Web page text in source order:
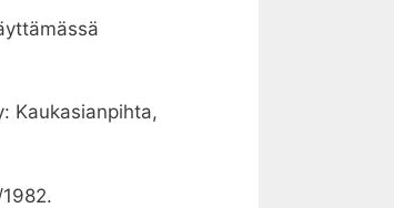
Kaukasianpihta,